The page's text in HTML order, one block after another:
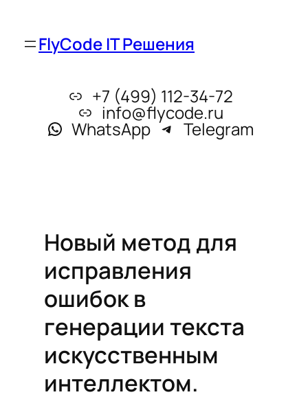
FlyCode IT Решения
+7 (499) 112-34-72
info@flycode.ru
WhatsApp Telegram
Новый метод для
исправления
ошибок в
генерации текста
искусственным
интеллектом.